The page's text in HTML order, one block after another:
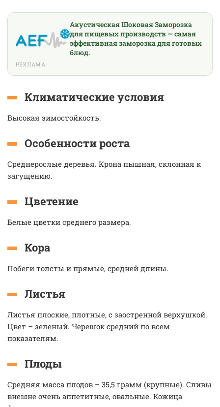
Акустическая Шоковая Заморозка
для пищевых производств — самая
эффективная заморозка для готовых
блюд.
РЕКЛАМА
Климатические условия
Высокая зимостойкость.
Особенности роста
Среднерослые деревья. Крона пышная, склонная к
загущению.
Цветение
Белые цветки среднего размера.
Кора
Побеги толсты и прямые, средней длины.
Листья
Листья плоские, плотные, с заостренной верхушкой.
Цвет – зеленый. Черешок средний по всем
показателям.
Плоды
Средняя масса плодов – 35,5 грамм (крупные). Сливы
внешне очень аппетитные, овальные. Кожица